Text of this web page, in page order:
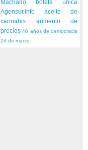
Machado boleta única
Agensur.info aceite de
cannabis aumento de
precios40 años de democracia
24 de marzo